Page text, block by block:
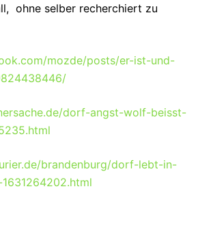
ohne selber recherchiert zu
mozde/posts/er-ist-und-
dorf-angst-wolf-beisst-
brandenburg/dorf-lebt-in-